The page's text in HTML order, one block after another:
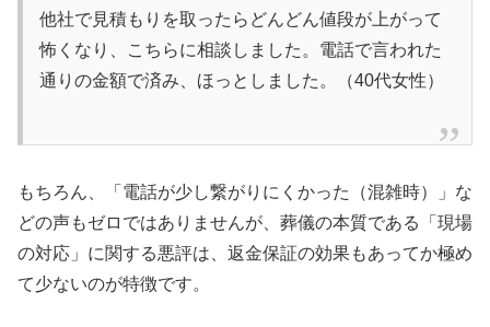
他社で見積もりを取ったらどんどん値段が上がって
怖くなり、こちらに相談しました。電話で言われた
通りの金額で済み、ほっとしました。（40代女性）
もちろん、「電話が少し繋がりにくかった（混雑時）」な
どの声もゼロではありませんが、葬儀の本質である「現場
の対応」に関する悪評は、返金保証の効果もあってか極め
て少ないのが特徴です。